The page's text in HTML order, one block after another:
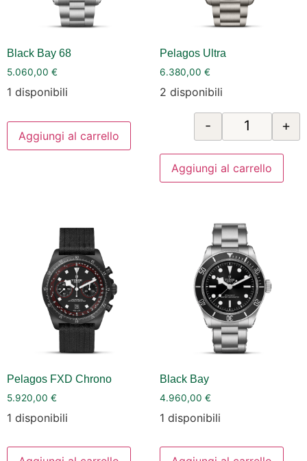
Black Bay 68
5.060,00 €
1 disponibili
Aggiungi al carrello
Pelagos Ultra
6.380,00 €
2 disponibili
- +
Aggiungi al carrello
Pelagos FXD Chrono
5.920,00 €
1 disponibili
Black Bay
4.960,00 €
1 disponibili